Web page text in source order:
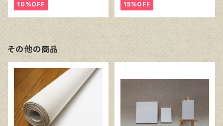
10%OFF 15%OFF
その他の商品